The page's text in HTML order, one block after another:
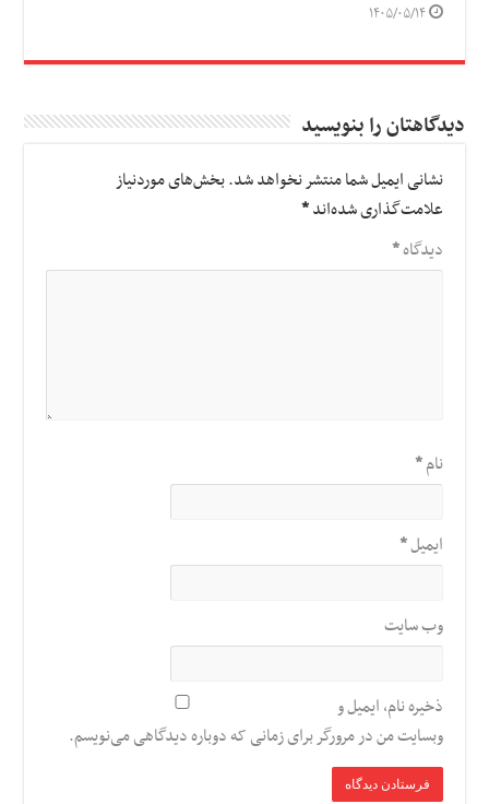
۱۴۰۵/۰۵/۱۴
دیدگاهتان را بنویسید
نشانی ایمیل شما منتشر نخواهد شد.بخش‌های موردنیاز
علامت‌گذاری شده‌اند*
دیدگاه*
نام*
ایمیل*
وب‌ سایت
ذخیره نام، ایمیل و
وبسایت من در مرورگر برای زمانی که دوباره دیدگاهی می‌نویسم.